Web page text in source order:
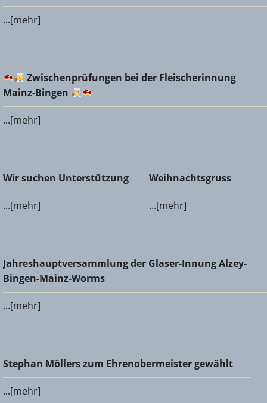
...[mehr]
Zwischenprüfungen bei der Fleischerinnung Mainz-
Bingen
Zwischenprüfungen bei der Fleischerinnung
Mainz-Bingen
...[mehr]
Wir suchen Unterstützung
Wir suchen Unterstützung
...[mehr]
Weihnachtsgruss
Weihnachtsgruss
...[mehr]
Jahreshauptversammlung der Glaser-Innung Alzey-Bingen-
Mainz-Worms
Jahreshauptversammlung der Glaser-Innung Alzey-
Bingen-Mainz-Worms
...[mehr]
Stephan Möllers zum Ehrenobermeister gewählt
Stephan Möllers zum Ehrenobermeister gewählt
...[mehr]